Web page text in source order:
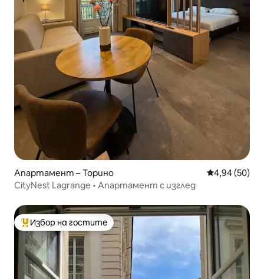
Апартамент – Торино Средна
4,94 (50)
CityNest Lagrange • Апартамент с изглед
Най-популярен избор на гостите
Избор на гостите